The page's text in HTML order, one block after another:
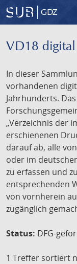
GDZ
VD18 digital
In dieser
vorhandenen
Jahrhunderts.
„Verzeichnis der
erschienenen
darauf ab, alle
oder im
zu erfassen und
entsprechenden
von vornherein
zugänglich
Status: DFG-
1 Treffer sortiert